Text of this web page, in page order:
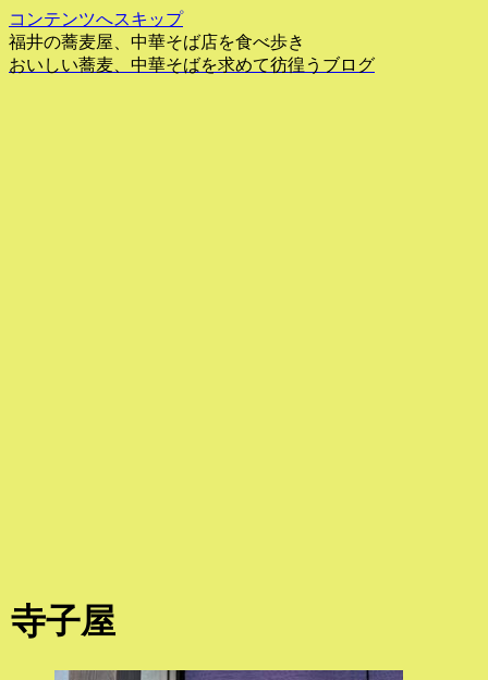
コンテンツへスキップ
福井の蕎麦屋、中華そば店を食べ歩き
おいしい蕎麦、中華そばを求めて彷徨うブログ
寺子屋